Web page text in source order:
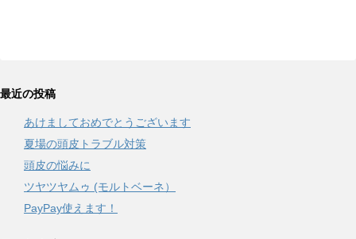
最近の投稿
あけましておめでとうございます
夏場の頭皮トラブル対策
頭皮の悩みに
ツヤツヤムゥ (モルトベーネ）
PayPay使えます！